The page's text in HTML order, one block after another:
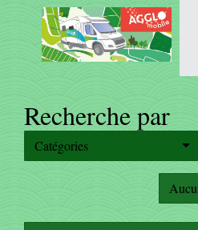
Recherche par
Catégories